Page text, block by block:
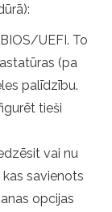
UEFI. To
(pa
palīdzību.
tieši
vai nu
kas savienots
opcijas